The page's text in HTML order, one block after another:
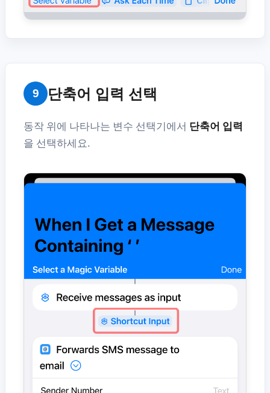
9 단축어 입력 선택
동작 위에 나타나는 변수 선택기에서 단축어 입력
을 선택하세요.